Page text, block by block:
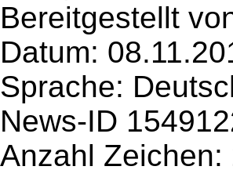
Bereitgestellt
Datum:
Sprache:
News-ID
Anzahl Zeichen: